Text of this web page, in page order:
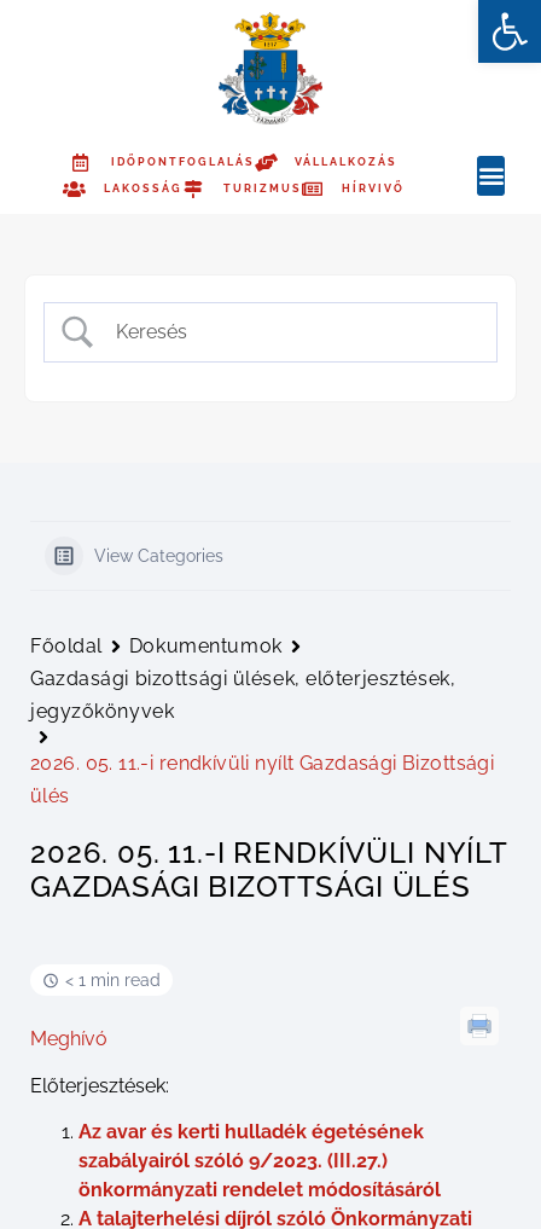
IDŐPONTFOGLALÁS VÁLLALKOZÁS
LAKOSSÁG TURIZMUS HÍRVIVŐ
View Categories
Főoldal
Dokumentumok
Gazdasági bizottsági ülések, előterjesztések,
jegyzőkönyvek
2026. 05. 11.-i rendkívüli nyílt Gazdasági Bizottsági
ülés
2026. 05. 11.-I RENDKÍVÜLI NYÍLT
GAZDASÁGI BIZOTTSÁGI ÜLÉS
< 1 min read
Meghívó
Előterjesztések:
Az avar és kerti hulladék égetésének
szabályairól szóló 9/2023. (III.27.)
önkormányzati rendelet módosításáról
A talajterhelési díjról szóló Önkormányzati